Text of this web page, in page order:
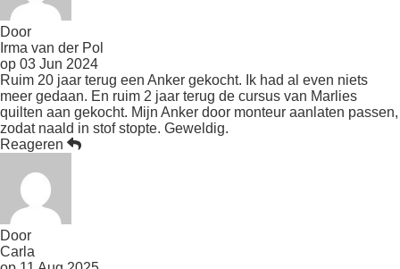
Door
Irma van der Pol
op 03 Jun 2024
Ruim 20 jaar terug een Anker gekocht. Ik had al even niets
meer gedaan. En ruim 2 jaar terug de cursus van Marlies
quilten aan gekocht. Mijn Anker door monteur aanlaten passen,
zodat naald in stof stopte. Geweldig.
Reageren
Door
Carla